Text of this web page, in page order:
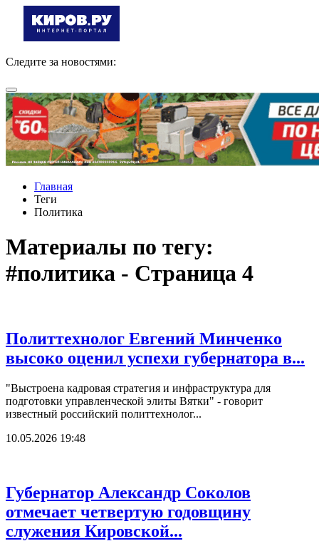
Следите за новостями:
Главная
Теги
Политика
Материалы по тегу:
#политика - Страница 4
Политтехнолог Евгений Минченко
высоко оценил успехи губернатора в...
"Выстроена кадровая стратегия и инфраструктура для
подготовки управленческой элиты Вятки" - говорит
известный российский политтехнолог...
10.05.2026 19:48
Губернатор Александр Соколов
отмечает четвертую годовщину
служения Кировской...